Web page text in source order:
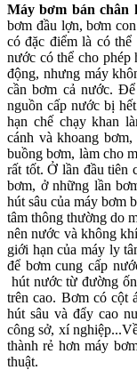
Máy bơm bán chân
bơm đầu lợn, bơm
có đặc điểm là có
nước có thể cho
động, nhưng máy
cần bơm cả nước.
nguồn cấp nước bị
hạn chế chạy khan
cánh và khoang
buồng bơm, làm cho
rất tốt. Ở lần đầu tiên
bơm, ở những lần
hút sâu của máy bơm
tâm thông thường do
nên nước và không
giới hạn của máy ly
để bơm cung cấp
hút nước từ đường
trên cao. Bơm có cột
hút sâu và đẩy cao
công sở, xí
thành rẻ hơn máy
thuật.